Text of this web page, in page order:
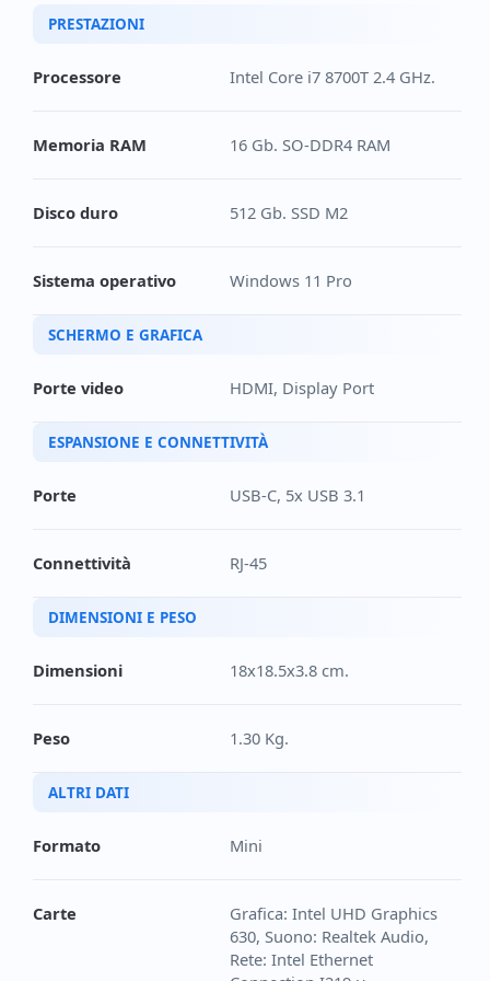
PRESTAZIONI
Processore Intel Core i7 8700T 2.4 GHz.
Memoria RAM 16 Gb. SO-DDR4 RAM
Disco duro 512 Gb. SSD M2
Sistema operativo Windows 11 Pro
SCHERMO E GRAFICA
Porte video HDMI, Display Port
ESPANSIONE E CONNETTIVITÀ
Porte USB-C, 5x USB 3.1
Connettività RJ-45
DIMENSIONI E PESO
Dimensioni 18x18.5x3.8 cm.
Peso 1.30 Kg.
ALTRI DATI
Formato Mini
Carte
Grafica: Intel UHD Graphics
630, Suono: Realtek Audio,
Rete: Intel Ethernet